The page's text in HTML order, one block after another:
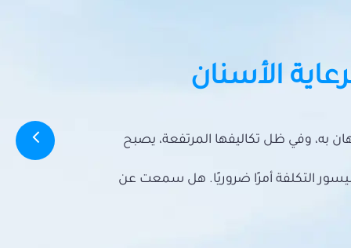
الأسنان
به، وفي ظل تكاليفها المرتفعة، يصبح
التكلفة أمرًا ضروريًا. هل سمعت عن